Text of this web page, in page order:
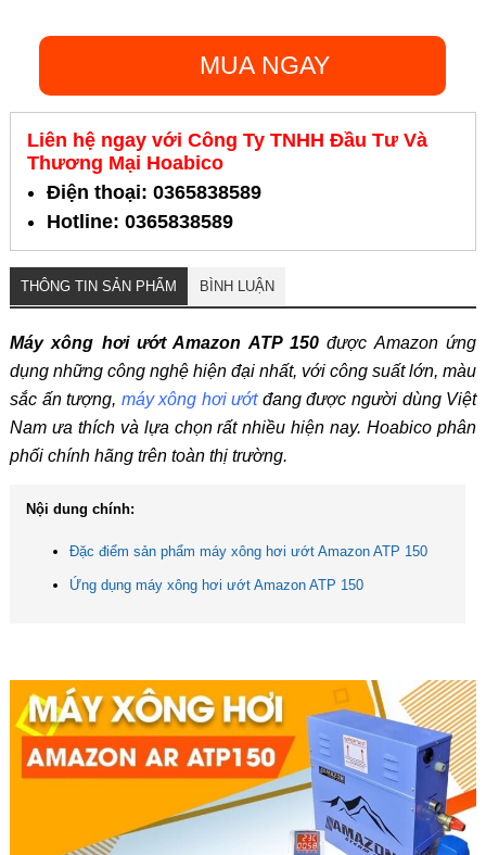
MUA NGAY
Liên hệ ngay với Công Ty TNHH Đầu Tư Và
Thương Mại Hoabico
Điện thoại: 0365838589
Hotline: 0365838589
THÔNG TIN SẢN PHẨM BÌNH LUẬN
Máy xông hơi ướt Amazon ATP 150 được Amazon ứng
dụng những công nghệ hiện đại nhất, với công suất lớn, màu
sắc ấn tượng, máy xông hơi ướtđang được người dùng Việt
Nam ưa thích và lựa chọn rất nhiều hiện nay. Hoabico phân
phối chính hãng trên toàn thị trường.
Nội dung chính:
Đặc điểm sản phẩm máy xông hơi ướt Amazon ATP 150
Ứng dụng máy xông hơi ướt Amazon ATP 150